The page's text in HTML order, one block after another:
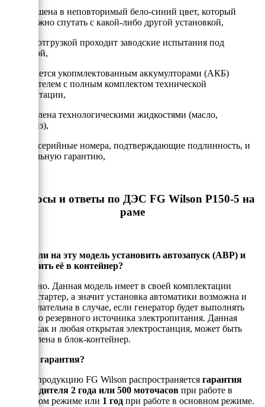
- Выкрашена в неповторимый бело-синий цвет, который
невозможно спутать с какой-либо другой установкой,
- Перед отгрузкой проходит заводские испытания под
нагрузкой,
- Передается укопмлектованным аккумулторами (АКБ)
и глушителем с полным комплектом технической
документации,
- Заправлена технологическими жидкостями (масло,
антифриз),
- Имеет серийные номера, подтверждающие подлинность, и
официальную гарантию,
Вопросы и ответы по ДЭС FG Wilson P150-5 на
раме
Можно ли на эту модель установить автозапуск (АВР) и
установить её в контейнер?
Да, можно. Данная модель имеет в своей комплектации
электростартер, а значит установка автоматики возможна и
даже желательна в случае, если генератор будет выполнять
функцию резервного источника электропитания. Данная
модель,как и любая открытая электростанция, может быть
установлена в блок-контейнер.
Есть ли гарантия?
На всю продукцию FG Wilson распространяется гарантия
производителя 2 года или 500 моточасов при работе в
аварийном режиме или 1 год при работе в основном режиме.